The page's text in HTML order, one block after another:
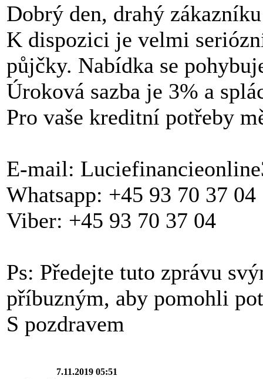
Dobrý den, drahý zákazníku
K dispozici je velmi
půjčky. Nabídka se
Úroková sazba je 3% a
Pro vaše kreditní potřeby
E-mail:
Whatsapp: +45 93 70 37 04
Viber: +45 93 70 37 04
Ps: Předejte tuto zprávu
příbuzným, aby pomohli
S pozdravem
7.11.2019 05:51